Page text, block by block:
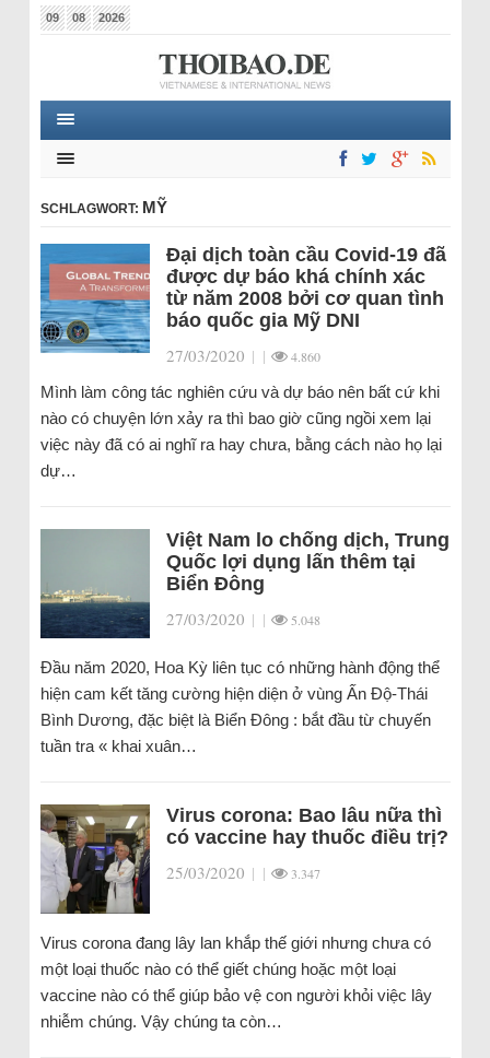
09 08 2026
SCHLAGWORT: MỸ
Đại dịch toàn cầu Covid-19 đã
được dự báo khá chính xác
từ năm 2008 bởi cơ quan tình
báo quốc gia Mỹ DNI
27/03/2020 | | 4.860
Mình làm công tác nghiên cứu và dự báo nên bất cứ khi
nào có chuyện lớn xảy ra thì bao giờ cũng ngồi xem lại
việc này đã có ai nghĩ ra hay chưa, bằng cách nào họ lại
dự…
Việt Nam lo chống dịch, Trung
Quốc lợi dụng lấn thêm tại
Biển Đông
27/03/2020 | | 5.048
Đầu năm 2020, Hoa Kỳ liên tục có những hành động thể
hiện cam kết tăng cường hiện diện ở vùng Ấn Độ-Thái
Bình Dương, đặc biệt là Biển Đông : bắt đầu từ chuyến
tuần tra « khai xuân…
Virus corona: Bao lâu nữa thì
có vaccine hay thuốc điều trị?
25/03/2020 | | 3.347
Virus corona đang lây lan khắp thế giới nhưng chưa có
một loại thuốc nào có thể giết chúng hoặc một loại
vaccine nào có thể giúp bảo vệ con người khỏi việc lây
nhiễm chúng. Vậy chúng ta còn…